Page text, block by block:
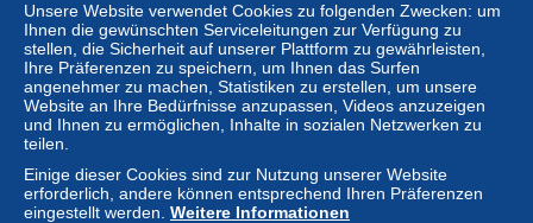
Unsere Website verwendet Cookies zu folgenden Zwecken: um
Ihnen die gewünschten Serviceleitungen zur Verfügung zu
stellen, die Sicherheit auf unserer Plattform zu gewährleisten,
Ihre Präferenzen zu speichern, um Ihnen das Surfen
angenehmer zu machen, Statistiken zu erstellen, um unsere
Website an Ihre Bedürfnisse anzupassen, Videos anzuzeigen
und Ihnen zu ermöglichen, Inhalte in sozialen Netzwerken zu
teilen.
Einige dieser Cookies sind zur Nutzung unserer Website
erforderlich, andere können entsprechend Ihren Präferenzen
eingestellt werden. Weitere Informationen